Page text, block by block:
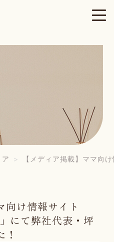
【メディア掲載】ママ向
向け情報サイト
にて弊社代表・坪